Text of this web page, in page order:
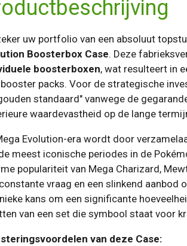
uw portfolio van een absoluut
Boosterbox Case. Deze
boosterboxen, wat resulteert in
packs. Voor de strategische
standaard" vanwege de
waardevastheid op de lange
Evolution-era wordt door
meest iconische periodes in de
populariteit van Mega Charizard,
vraag en een slinkend aanbod
kans om een significante
van een set die symbool staat voor
van deze Case: